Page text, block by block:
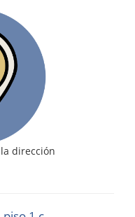
dirección